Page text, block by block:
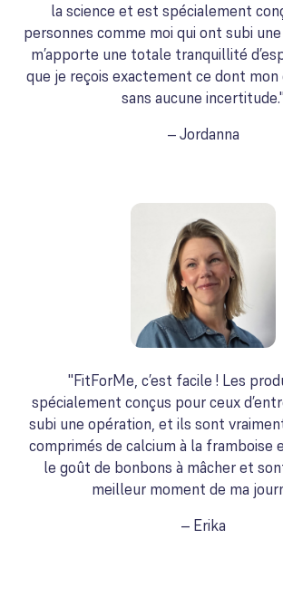
la science et est spécialement
personnes comme moi qui ont subi
m’apporte une totale tranquillité
que je reçois exactement ce dont mon
sans aucune incertitude."
– Jordanna
"FitForMe, c’est facile ! Les
spécialement conçus pour ceux
subi une opération, et ils sont
comprimés de calcium à la framboise
le goût de bonbons à mâcher et
meilleur moment de ma
– Erika